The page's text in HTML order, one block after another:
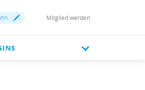
Mitglied werden